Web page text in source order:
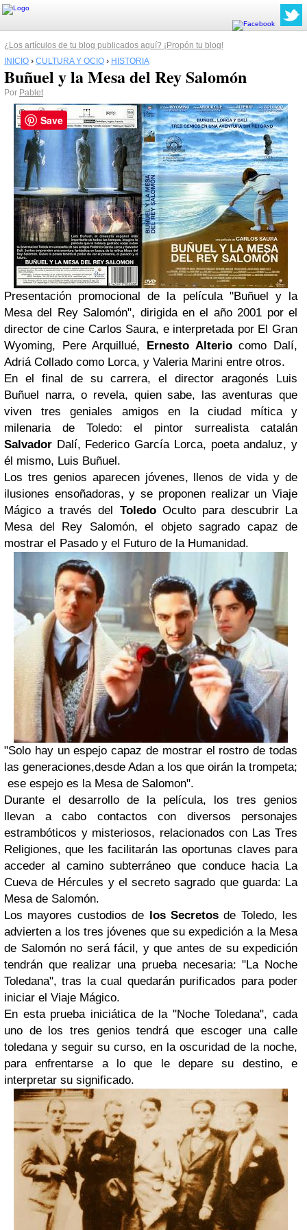
¿Los artículos de tu blog publicados aquí? ¡Propón tu blog!
INICIO › CULTURA Y OCIO › HISTORIA
Buñuel y la Mesa del Rey Salomón
Por Pablet
Presentación promocional de la película "Buñuel y la
Mesa del Rey Salomón", dirigida en el año 2001 por el
director de cine Carlos Saura, e interpretada por El Gran
Wyoming, Pere Arquillué, Ernesto Alteriocomo Dalí,
Adriá Collado como Lorca, y Valeria Marini entre otros.
En el final de su carrera, el director aragonés Luis
Buñuel narra, o revela, quien sabe, las aventuras que
viven tres geniales amigos en la ciudad mítica y
milenaria de Toledo: el pintor surrealista catalán
Salvador Dalí, Federico García Lorca, poeta andaluz, y
él mismo, Luis Buñuel.
Los tres genios aparecen jóvenes, llenos de vida y de
ilusiones ensoñadoras, y se proponen realizar un Viaje
Mágico a través del ToledoOculto para descubrir La
Mesa del Rey Salomón, el objeto sagrado capaz de
mostrar el Pasado y el Futuro de la Humanidad.
"Solo hay un espejo capaz de mostrar el rostro de todas
las generaciones,desde Adan a los que oirán la trompeta;
ese espejo es la Mesa de Salomon".
Durante el desarrollo de la película, los tres genios
llevan a cabo contactos con diversos personajes
estrambóticos y misteriosos, relacionados con Las Tres
Religiones, que les facilitarán las oportunas claves para
acceder al camino subterráneo que conduce hacia La
Cueva de Hércules y el secreto sagrado que guarda: La
Mesa de Salomón.
Los mayores custodios de los Secretosde Toledo, les
advierten a los tres jóvenes que su expedición a la Mesa
de Salomón no será fácil, y que antes de su expedición
tendrán que realizar una prueba necesaria: "La Noche
Toledana", tras la cual quedarán purificados para poder
iniciar el Viaje Mágico.
En esta prueba iniciática de la "Noche Toledana", cada
uno de los tres genios tendrá que escoger una calle
toledana y seguir su curso, en la oscuridad de la noche,
para enfrentarse a lo que le depare su destino, e
interpretar su significado.
Save